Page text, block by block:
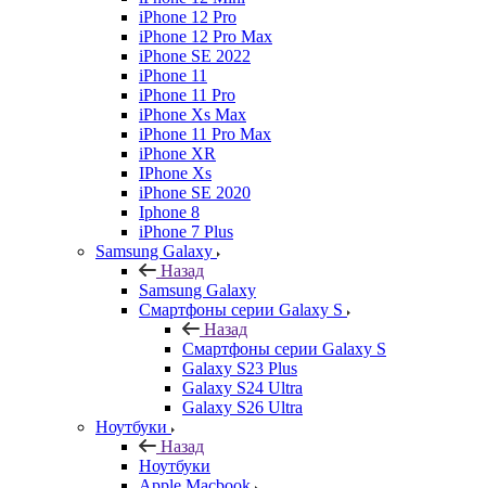
iPhone 12 Pro
iPhone 12 Pro Max
iPhone SE 2022
iPhone 11
iPhone 11 Pro
iPhone Xs Max
iPhone 11 Pro Max
iPhone XR
IPhone Xs
iPhone SE 2020
Iphone 8
iPhone 7 Plus
Samsung Galaxy
Назад
Samsung Galaxy
Смартфоны серии Galaxy S
Назад
Смартфоны серии Galaxy S
Galaxy S23 Plus
Galaxy S24 Ultra
Galaxy S26 Ultra
Ноутбуки
Назад
Ноутбуки